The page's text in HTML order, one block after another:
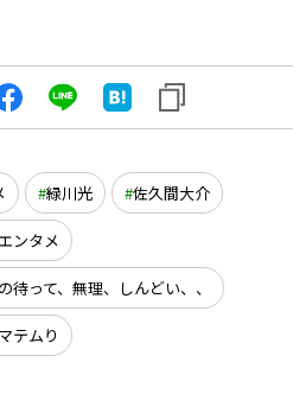
緑川光 佐久間大介
エンタメ
待って、無理、しんどい、、
マテムり